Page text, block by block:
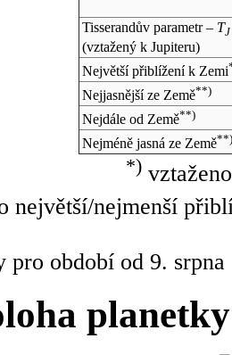
Tisserandův parametr – TJ
(vztažený k Jupiteru)
Největší přiblížení k Zemi
Nejjasnější ze Země**)
Nejdále od Země**)
Nejméně jasná ze Země**)
*)
největší/nejmenší
pro období od 9.